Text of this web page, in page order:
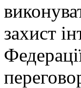
захист